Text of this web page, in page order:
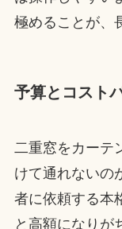
極めることが、
予算とコスト
二重窓をカーテ
けて通れないの
者に依頼する本
と高額になりが